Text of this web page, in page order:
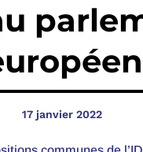
17 janvier 2022